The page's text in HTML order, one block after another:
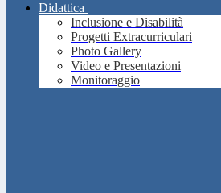
Didattica
Inclusione e Disabilità
Progetti Extracurriculari
Photo Gallery
Video e Presentazioni
Monitoraggio